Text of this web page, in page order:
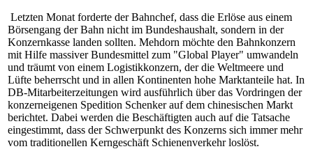
Letzten Monat forderte der Bahnchef, dass die Erlöse aus einem
Börsengang der Bahn nicht im Bundeshaushalt, sondern in der
Konzernkasse landen sollten. Mehdorn möchte den Bahnkonzern
mit Hilfe massiver Bundesmittel zum "Global Player" umwandeln
und träumt von einem Logistikkonzern, der die Weltmeere und
Lüfte beherrscht und in allen Kontinenten hohe Marktanteile hat. In
DB-Mitarbeiterzeitungen wird ausführlich über das Vordringen der
konzerneigenen Spedition Schenker auf dem chinesischen Markt
berichtet. Dabei werden die Beschäftigten auch auf die Tatsache
eingestimmt, dass der Schwerpunkt des Konzerns sich immer mehr
vom traditionellen Kerngeschäft Schienenverkehr loslöst.